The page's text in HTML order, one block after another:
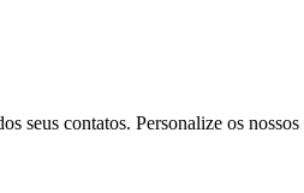
contatos. Personalize os